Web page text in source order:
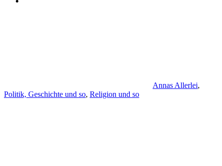
Annas Allerlei,
Politik, Geschichte und so, Religion und so